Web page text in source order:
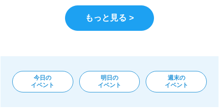
もっと見る >
今日の
イベント
明日の
イベント
週末の
イベント